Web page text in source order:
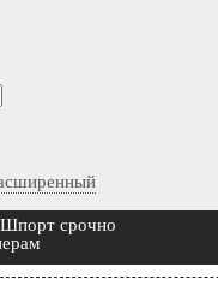
Шпорт срочно